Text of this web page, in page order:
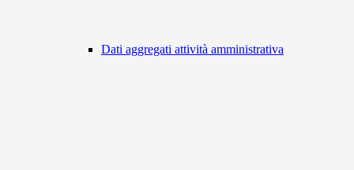
Dati aggregati attività amministrativa